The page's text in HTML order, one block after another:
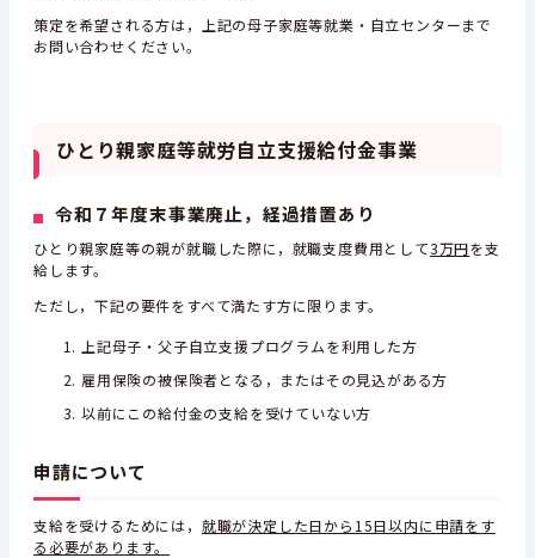
策定を希望される方は，上記の母子家庭等就業・自立センターまで
お問い合わせください。
ひとり親家庭等就労自立支援給付金事業
令和７年度末事業廃止，経過措置あり
ひとり親家庭等の親が就職した際に，就職支度費用として3万円を支
給します。
ただし，下記の要件をすべて満たす方に限ります。
上記母子・父子自立支援プログラムを利用した方
雇用保険の被保険者となる，またはその見込がある方
以前にこの給付金の支給を受けていない方
申請について
支給を受けるためには， 就職が決定した日から15日以内に申請をす
る必要があります。